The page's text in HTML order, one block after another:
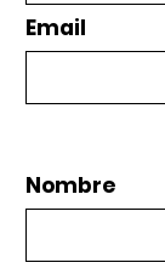
Email
Nombre